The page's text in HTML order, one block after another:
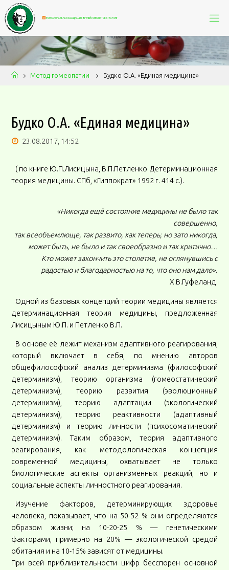
П РОФЕССИОНАЛЬНАЯАССОЦИАЦИЯВРАЧЕЙ-ГОМЕОПАТОВСТРАНСНГ
Метод гомеопатии Будко О.А. «Единая медицина»
Будко О.А. «Единая медицина»
23.08.2017, 14:52
( по книге Ю.П.Лисицына, В.П.Петленко Детерминационная
теория медицины. СПб, «Гиппократ» 1992 г. 414 с.).
«Никогда ещё состояние медицины не было так
совершенно,
так всеобъемлюще, так развито, как теперь; но зато никогда,
может быть, не было и так своеобразно и так критично…
Кто может закончить это столетие, не оглянувшись с
радостью и благодарностью на то, что оно нам дало».
Х.В.Гуфеланд.
Одной из базовых концепций теории медицины является
детерминационная теория медицины, предложенная
Лисицыным Ю.П. и Петленко В.П.
В основе её лежит механизм адаптивного реагирования,
который включает в себя, по мнению авторов
общефилософский анализ детерминизма (философский
детерминизм), теорию организма (гомеостатический
детерминизм), теорию развития (эволюционный
детерминизм), теорию адаптации (экологический
детерминизм), теорию реактивности (адаптивный
детерминизм) и теорию личности (психосоматический
детерминизм). Таким образом, теория адаптивного
реагирования, как методологическая концепция
современной медицины, охватывает не только
биологические аспекты организменных реакций, но и
социальные аспекты личностного реагирования.
Изучение факторов, детерминирующих здоровье
человека, показывает, что на 50-52 % они определяются
образом жизни; на 10-20-25 % — генетическими
факторами, примерно на 20% — экологической средой
обитания и на 10-15% зависят от медицины.
При всей приблизительности цифр бесспорен основной